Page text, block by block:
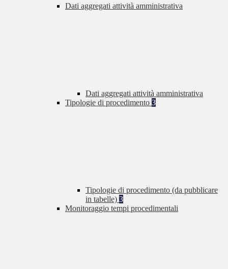
Dati aggregati attività amministrativa
Dati aggregati attività amministrativa
Tipologie di procedimento 3
Tipologie di procedimento (da pubblicare
in tabelle) 3
Monitoraggio tempi procedimentali